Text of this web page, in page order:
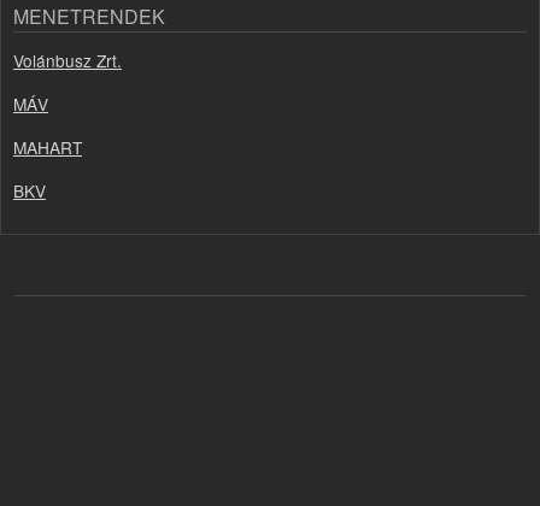
MENETRENDEK
Volánbusz Zrt.
MÁV
MAHART
BKV